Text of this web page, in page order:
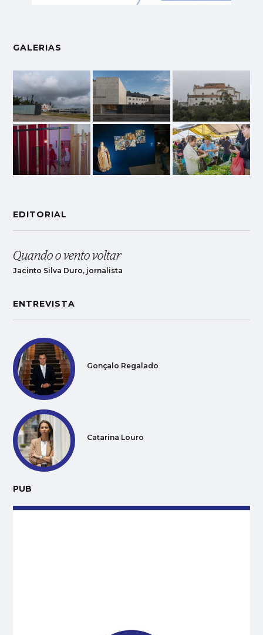
GALERIAS
EDITORIAL
Quando o vento voltar
Jacinto Silva Duro, jornalista
ENTREVISTA
Gonçalo Regalado
Catarina Louro
PUB